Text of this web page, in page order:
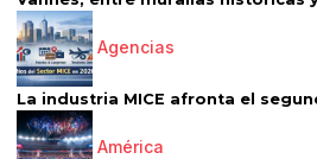
Agencias
La industria MICE afronta el
América